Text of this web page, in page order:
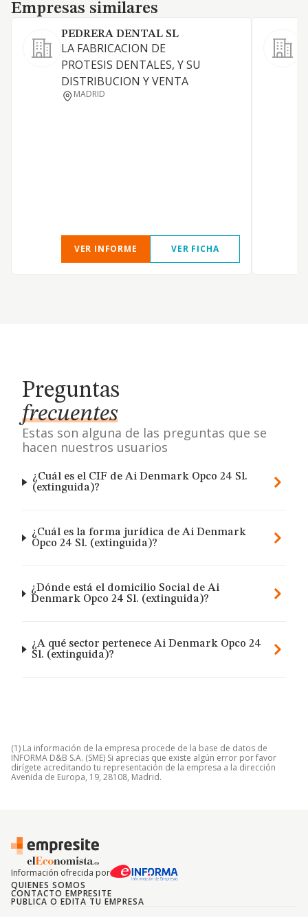
Empresas similares
PEDRERA DENTAL SL
LA FABRICACION DE
PROTESIS DENTALES, Y SU
DISTRIBUCION Y VENTA
MADRID
VER INFORME VER FICHA
Preguntas
frecuentes
Estas son alguna de las preguntas que se
hacen nuestros usuarios
¿Cuál es el CIF de Ai Denmark Opco 24 Sl.
(extinguida)?
¿Cuál es la forma jurídica de Ai Denmark
Opco 24 Sl. (extinguida)?
¿Dónde está el domicilio Social de Ai
Denmark Opco 24 Sl. (extinguida)?
¿A qué sector pertenece Ai Denmark Opco 24
Sl. (extinguida)?
(1) La información de la empresa procede de la base de datos de
INFORMA D&B S.A. (SME) Si aprecias que existe algún error por favor
dirígete acreditando tu representación de la empresa a la dirección
Avenida de Europa, 19, 28108, Madrid.
Información ofrecida por
QUIENES SOMOS
CONTACTO EMPRESITE
PUBLICA O EDITA TU EMPRESA